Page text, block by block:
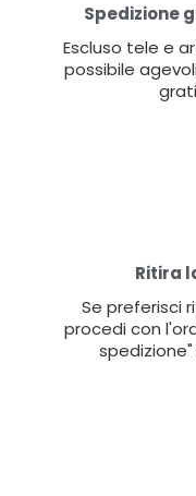
Spedizione
Escluso tele e
possibile
Ritira
Se preferisci
procedi con
spedizione"